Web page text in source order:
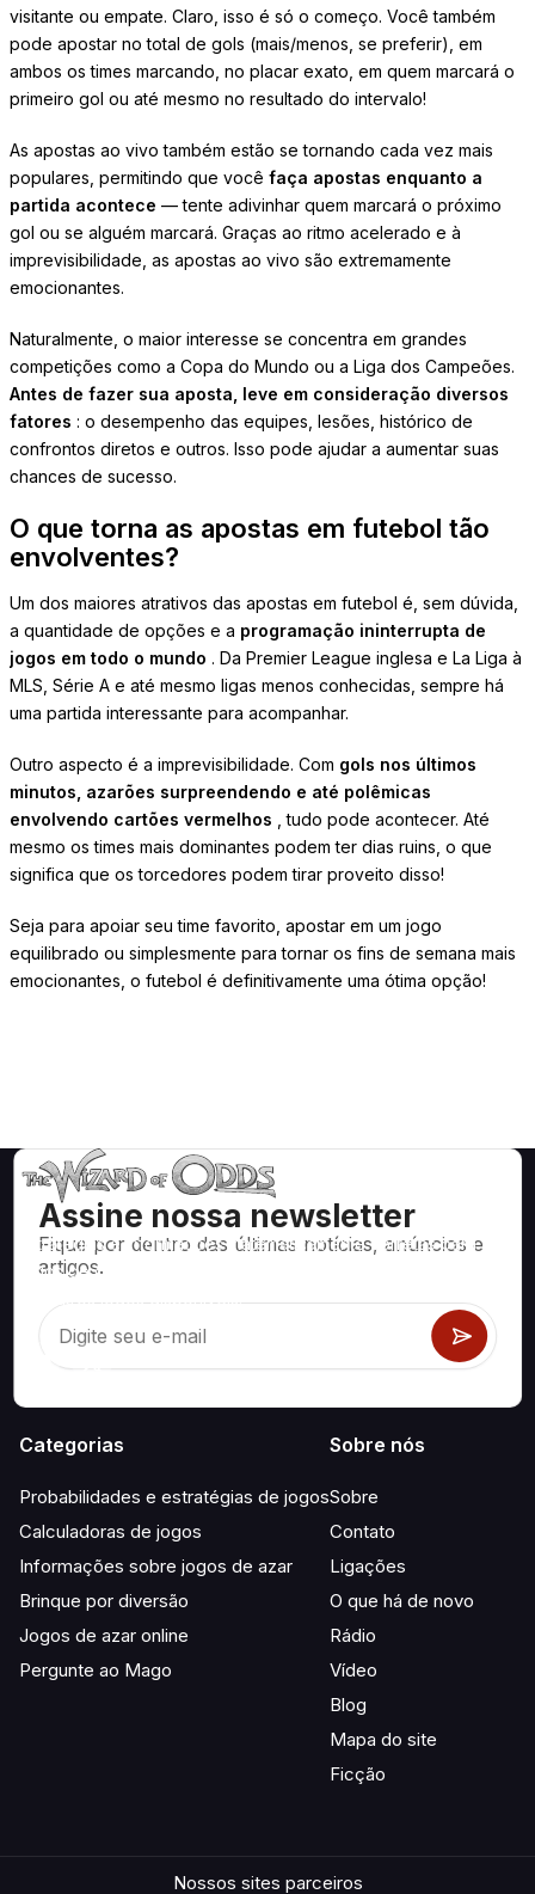
visitante ou empate. Claro, isso é só o começo. Você também
pode apostar no total de gols (mais/menos, se preferir), em
ambos os times marcando, no placar exato, em quem marcará o
primeiro gol ou até mesmo no resultado do intervalo!
As apostas ao vivo também estão se tornando cada vez mais
populares, permitindo que você faça apostas enquanto a
partida acontece — tente adivinhar quem marcará o próximo
gol ou se alguém marcará. Graças ao ritmo acelerado e à
imprevisibilidade, as apostas ao vivo são extremamente
emocionantes.
Naturalmente, o maior interesse se concentra em grandes
competições como a Copa do Mundo ou a Liga dos Campeões.
Antes de fazer sua aposta, leve em consideração diversos
fatores : o desempenho das equipes, lesões, histórico de
confrontos diretos e outros. Isso pode ajudar a aumentar suas
chances de sucesso.
O que torna as apostas em futebol tão
envolventes?
Um dos maiores atrativos das apostas em futebol é, sem dúvida,
a quantidade de opções e a programação ininterrupta de
jogos em todo o mundo . Da Premier League inglesa e La Liga à
MLS, Série A e até mesmo ligas menos conhecidas, sempre há
uma partida interessante para acompanhar.
Outro aspecto é a imprevisibilidade. Com gols nos últimos
minutos, azarões surpreendendo e até polêmicas
envolvendo cartões vermelhos , tudo pode acontecer. Até
mesmo os times mais dominantes podem ter dias ruins, o que
significa que os torcedores podem tirar proveito disso!
Seja para apoiar seu time favorito, apostar em um jogo
equilibrado ou simplesmente para tornar os fins de semana mais
emocionantes, o futebol é definitivamente uma ótima opção!
Assine nossa newsletter
Fique por dentro das últimas notícias, anúncios e
artigos.
Estratégias e informações matematicamente corretas para
jogos de cassino como blackjack, craps, roleta e centenas
de outros jogos disponíveis.
Categorias
Probabilidades e estratégias de jogos
Calculadoras de jogos
Informações sobre jogos de azar
Brinque por diversão
Jogos de azar online
Pergunte ao Mago
Sobre nós
Sobre
Contato
Ligações
O que há de novo
Rádio
Vídeo
Blog
Mapa do site
Ficção
Nossos sites parceiros